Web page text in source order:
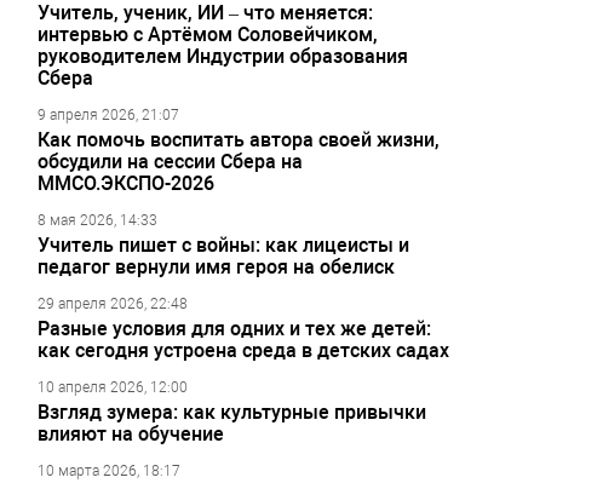
Учитель, ученик, ИИ – что меняется:
интервью с Артёмом Соловейчиком,
руководителем Индустрии образования
Сбера
9 апреля 2026, 21:07
Как помочь воспитать автора своей жизни,
обсудили на сессии Сбера на
ММСО.ЭКСПО-2026
8 мая 2026, 14:33
Учитель пишет с войны: как лицеисты и
педагог вернули имя героя на обелиск
29 апреля 2026, 22:48
Разные условия для одних и тех же детей:
как сегодня устроена среда в детских садах
10 апреля 2026, 12:00
Взгляд зумера: как культурные привычки
влияют на обучение
10 марта 2026, 18:17